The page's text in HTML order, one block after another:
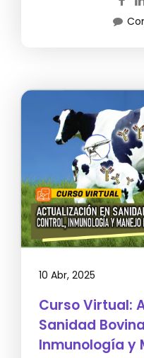
10 Abr, 2025
Curso Virtual:
Sanidad
Inmunología y